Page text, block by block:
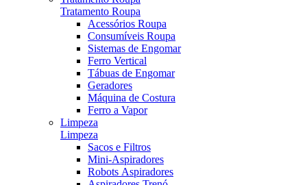
Tratamento Roupa
Acessórios Roupa
Consumíveis Roupa
Sistemas de Engomar
Ferro Vertical
Tábuas de Engomar
Geradores
Máquina de Costura
Ferro a Vapor
Limpeza
Limpeza
Sacos e Filtros
Mini-Aspiradores
Robots Aspiradores